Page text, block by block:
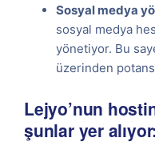
Sosyal medya
sosyal medya
yönetiyor. Bu
üzerinden
Lejyo’nun
şunlar yer alıyor: